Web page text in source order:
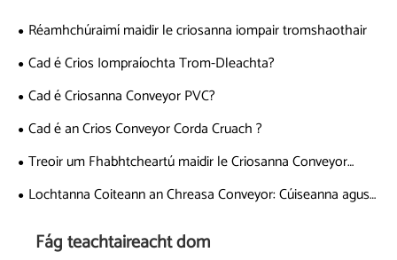
Réamhchúraimí maidir le criosanna iompair tromshaothair
Cad é Crios Iompraíochta Trom-Dleachta?
Cad é Criosanna Conveyor PVC?
Cad é an Crios Conveyor Corda Cruach ?
Treoir um Fhabhtcheartú maidir le Criosanna Conveyor
Corda Cruach
Lochtanna Coiteann an Chreasa Conveyor: Cúiseanna agus
Fág teachtaireacht dom